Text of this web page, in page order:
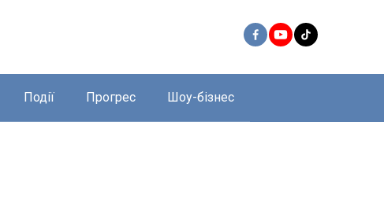
Події Прогрес Шоу-бізнес